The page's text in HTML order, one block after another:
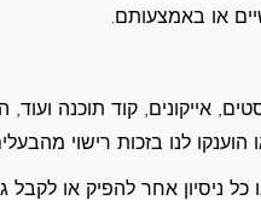
או באמצעותם.
אייקונים, קוד תוכנה ועוד,
הוענקו לנו בזכות רישוי
כל ניסיון אחר להפיק או